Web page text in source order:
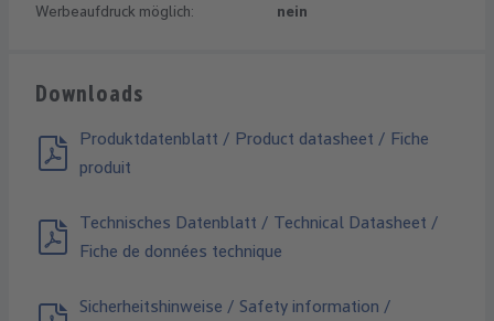
Werbeaufdruck möglich: nein
Downloads
Produktdatenblatt / Product datasheet / Fiche
produit
Technisches Datenblatt / Technical Datasheet /
Fiche de données technique
Sicherheitshinweise / Safety information /